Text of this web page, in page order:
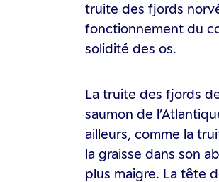
truite des fjords
fonctionnement du
solidité des os.
La truite des fjords
saumon de
ailleurs, comme la
la graisse dans son
plus maigre. La tête